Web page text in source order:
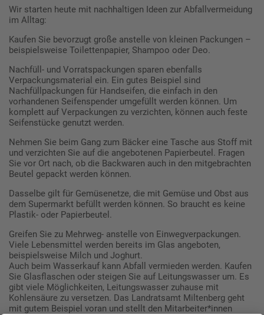
Wir starten heute mit nachhaltigen Ideen zur Abfallvermeidung
im Alltag:
Kaufen Sie bevorzugt große anstelle von kleinen Packungen –
beispielsweise Toilettenpapier, Shampoo oder Deo.
Nachfüll- und Vorratspackungen sparen ebenfalls
Verpackungsmaterial ein. Ein gutes Beispiel sind
Nachfüllpackungen für Handseifen, die einfach in den
vorhandenen Seifenspender umgefüllt werden können. Um
komplett auf Verpackungen zu verzichten, können auch feste
Seifenstücke genutzt werden.
Nehmen Sie beim Gang zum Bäcker eine Tasche aus Stoff mit
und verzichten Sie auf die angebotenen Papierbeutel. Fragen
Sie vor Ort nach, ob die Backwaren auch in den mitgebrachten
Beutel gepackt werden können.
Dasselbe gilt für Gemüsenetze, die mit Gemüse und Obst aus
dem Supermarkt befüllt werden können. So braucht es keine
Plastik- oder Papierbeutel.
Greifen Sie zu Mehrweg- anstelle von Einwegverpackungen.
Viele Lebensmittel werden bereits im Glas angeboten,
beispielsweise Milch und Joghurt.
Auch beim Wasserkauf kann Abfall vermieden werden. Kaufen
Sie Glasflaschen oder steigen Sie auf Leitungswasser um. Es
gibt viele Möglichkeiten, Leitungswasser zuhause mit
Kohlensäure zu versetzen. Das Landratsamt Miltenberg geht
mit gutem Beispiel voran und stellt den Mitarbeiter*innen